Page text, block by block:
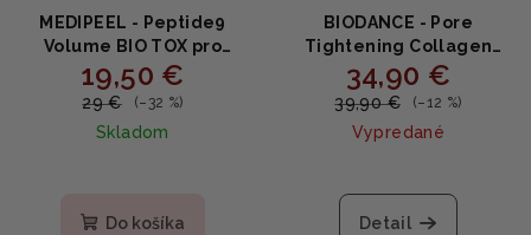
MEDIPEEL - Peptide9
Volume BIO TOX pro
Grinding Ampoule Balm -
Vyplňujúci peptidový
balzam s peptidmi a
hyalurónom 14g
19,50 €
29 € (–32 %)
Skladom
produktu
Do košíka
BIODANCE - Pore
Tightening Collagen
Cream - Zpevňujúci krém
na póry s kolagénom
34,90 €
39,90 € (–12 %)
Vypredané
hodnotenie
produktu
Detail